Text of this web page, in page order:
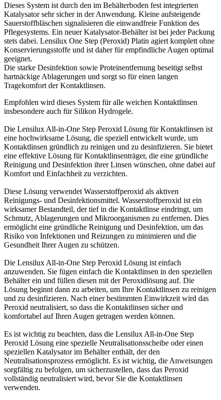
Dieses System ist durch den im Behälterboden fest integrierten
Katalysator sehr sicher in der Anwendung. Kleine aufsteigende
Sauerstoffbläschen signalisieren die einwandfreie Funktion des
Pflegesystems. Ein neuer Katalysator-Behälter ist bei jeder Packung
stets dabei. Lensilux One Step (Peroxid) Platin agiert komplett ohne
Konservierungsstoffe und ist daher für empfindliche Augen optimal
geeignet.
Die starke Desinfektion sowie Proteinentfernung beseitigt selbst
hartnäckige Ablagerungen und sorgt so für einen langen
Tragekomfort der Kontaktlinsen.
Empfohlen wird dieses System für alle weichen Kontaktlinsen
insbesondere auch für Silikon Hydrogele.
Die Lensilux All-in-One Step Peroxid Lösung für Kontaktlinsen ist
eine hochwirksame Lösung, die speziell entwickelt wurde, um
Kontaktlinsen gründlich zu reinigen und zu desinfizieren. Sie bietet
eine effektive Lösung für Kontaktlinsenträger, die eine gründliche
Reinigung und Desinfektion ihrer Linsen wünschen, ohne dabei auf
Komfort und Einfachheit zu verzichten.
Diese Lösung verwendet Wasserstoffperoxid als aktiven
Reinigungs- und Desinfektionsmittel. Wasserstoffperoxid ist ein
wirksamer Bestandteil, der tief in die Kontaktlinse eindringt, um
Schmutz, Ablagerungen und Mikroorganismen zu entfernen. Dies
ermöglicht eine gründliche Reinigung und Desinfektion, um das
Risiko von Infektionen und Reizungen zu minimieren und die
Gesundheit Ihrer Augen zu schützen.
Die Lensilux All-in-One Step Peroxid Lösung ist einfach
anzuwenden. Sie fügen einfach die Kontaktlinsen in den speziellen
Behälter ein und füllen diesen mit der Peroxidlösung auf. Die
Lösung beginnt dann zu arbeiten, um Ihre Kontaktlinsen zu reinigen
und zu desinfizieren. Nach einer bestimmten Einwirkzeit wird das
Peroxid neutralisiert, so dass die Kontaktlinsen sicher und
komfortabel auf Ihren Augen getragen werden können.
Es ist wichtig zu beachten, dass die Lensilux All-in-One Step
Peroxid Lösung eine spezielle Neutralisationsscheibe oder einen
speziellen Katalysator im Behälter enthält, der den
Neutralisationsprozess ermöglicht. Es ist wichtig, die Anweisungen
sorgfältig zu befolgen, um sicherzustellen, dass das Peroxid
vollständig neutralisiert wird, bevor Sie die Kontaktlinsen
verwenden.